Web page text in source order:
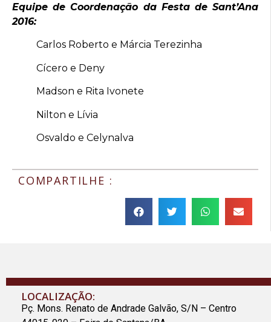
Equipe de Coordenação da Festa de Sant’Ana
2016:
Carlos Roberto e Márcia Terezinha
Cícero e Deny
Madson e Rita Ivonete
Nilton e Lívia
Osvaldo e Celynalva
COMPARTILHE :
LOCALIZAÇÃO:
Pç. Mons. Renato de Andrade Galvão, S/N – Centro